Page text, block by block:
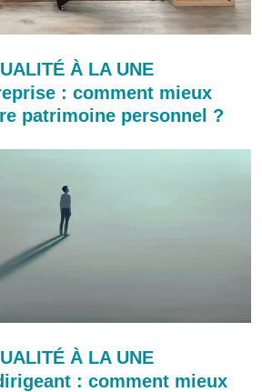
À LA UNE
: comment mieux
patrimoine personnel ?
À LA UNE
: comment mieux